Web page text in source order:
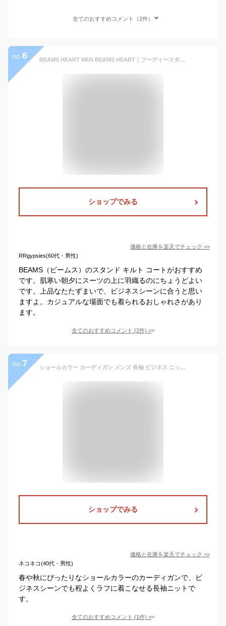
全てのおすすめコメント（2件）
no. 6 BEAMS HEART MEN BEAMS HEART｜フーディースタンド キルト コート｜メンズ アウター キルティングコート｜フード着脱可能 2WAY コーデュロイ切替｜ビジネス カジュアル 秋冬 ビームス ハート ジャケット・アウター ダウンジャケット・ダウンベスト ブラック ベー【送料無料】
ショップでみる
価格と在庫を楽天でチェック >>
RRgypsies(60代・男性)
BEAMS（ビームス）のスタンド キルト コートがおすすめ
です。肌寒い朝夕にスーツの上に羽織るのにちょうどよい
です。上品なたたずまいで、ビジネスシーンに合うと思い
ますよ。カジュアルな場面でも着られるおしゃれさがあり
ます。
全てのおすすめコメント (2件) >
no. 7 ショールカラー カーディガン メンズ 長袖 ビジネス ニットカーディガン 無地 ボタン シンプル シュール 春 秋 秋冬服 トップス アウター 薄手 カジュアル おしゃれ 通勤 送料無料
ショップでみる
価格と在庫を楽天でチェック >>
ネコネコ(40代・男性)
春や秋にぴったりなショールカラーのカーディガンで、ビ
ジネスシーンでも程よくラフに着こなせる長袖ニットで
す。
全てのおすすめコメント (1件) >